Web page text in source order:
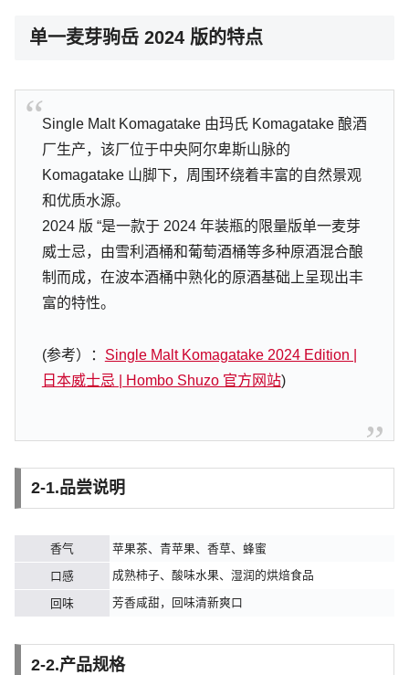
单一麦芽驹岳 2024 版的特点
Single Malt Komagatake 由玛氏 Komagatake 酿酒
厂生产，该厂位于中央阿尔卑斯山脉的
Komagatake 山脚下，周围环绕着丰富的自然景观
和优质水源。
2024 版 “是一款于 2024 年装瓶的限量版单一麦芽
威士忌，由雪利酒桶和葡萄酒桶等多种原酒混合酿
制而成，在波本酒桶中熟化的原酒基础上呈现出丰
富的特性。
(参考）： Single Malt Komagatake 2024 Edition |
日本威士忌 | Hombo Shuzo 官方网站)
2-1.品尝说明
香气
苹果茶、青苹果、香草、蜂蜜
口感
成熟柿子、酸味水果、湿润的烘焙食品
回味 芳香咸甜，回味清新爽口
2-2.产品规格